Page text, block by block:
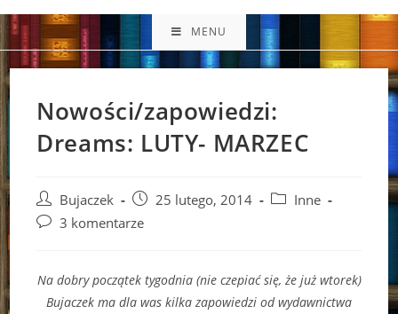
MENU
Nowości/zapowiedzi:
Dreams: LUTY- MARZEC
Post
author:
Bujaczek
Post
published:
25 lutego, 2014
PostInne
Post3 komentarze
Na dobry początek tygodnia (nie czepiać się, że już wtorek)
Bujaczek ma dla was kilka zapowiedzi od wydawnictwa